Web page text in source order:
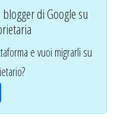
di Google su
e vuoi migrarli su